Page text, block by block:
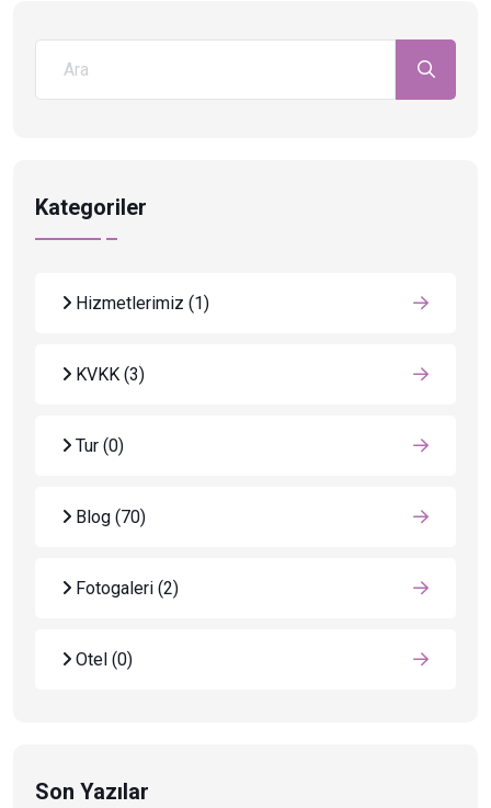
Kategoriler
Hizmetlerimiz (1)
KVKK (3)
Tur (0)
Blog (70)
Fotogaleri (2)
Otel (0)
Son Yazılar